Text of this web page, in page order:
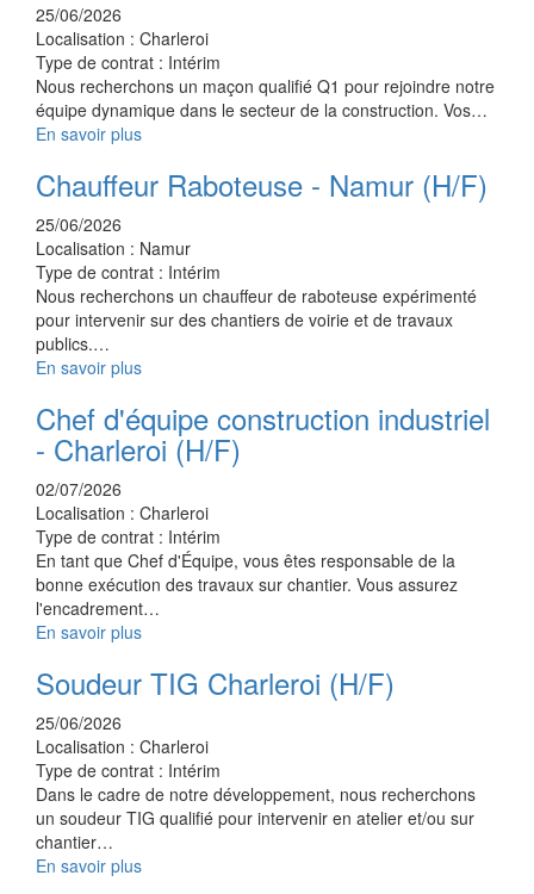
25/06/2026
Localisation : Charleroi
Type de contrat : Intérim
Nous recherchons un maçon qualifié Q1 pour rejoindre notre
équipe dynamique dans le secteur de la construction. Vos…
En savoir plus
Chauffeur Raboteuse - Namur (H/F)
25/06/2026
Localisation : Namur
Type de contrat : Intérim
Nous recherchons un chauffeur de raboteuse expérimenté
pour intervenir sur des chantiers de voirie et de travaux
publics.…
En savoir plus
Chef d'équipe construction industriel
- Charleroi (H/F)
02/07/2026
Localisation : Charleroi
Type de contrat : Intérim
En tant que Chef d'Équipe, vous êtes responsable de la
bonne exécution des travaux sur chantier. Vous assurez
l'encadrement…
En savoir plus
Soudeur TIG Charleroi (H/F)
25/06/2026
Localisation : Charleroi
Type de contrat : Intérim
Dans le cadre de notre développement, nous recherchons
un soudeur TIG qualifié pour intervenir en atelier et/ou sur
chantier…
En savoir plus